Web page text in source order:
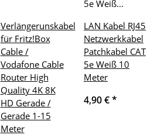
Verlängerunskabel
für Fritz!Box
Cable /
Vodafone Cable
Router High
Quality 4K 8K
HD Gerade /
Gerade 1-15
Meter
LAN Kabel RJ45
Netzwerkkabel
Patchkabel CAT
5e Weiß 10
Meter
4,90 €*